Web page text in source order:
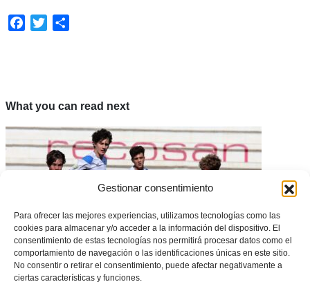
Gestionar consentimiento
Para ofrecer las mejores experiencias, utilizamos tecnologías como las
cookies para almacenar y/o acceder a la información del dispositivo. El
consentimiento de estas tecnologías nos permitirá procesar datos como el
comportamiento de navegación o las identificaciones únicas en este sitio.
No consentir o retirar el consentimiento, puede afectar negativamente a
ciertas características y funciones.
Facebook
Twitter
What you can read next